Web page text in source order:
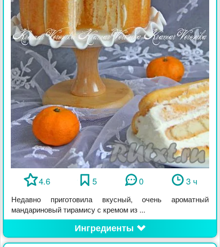
4.6 5 0 3 ч
Недавно приготовила вкусный, очень ароматный
мандариновый тирамису с кремом из ...
Ингредиенты